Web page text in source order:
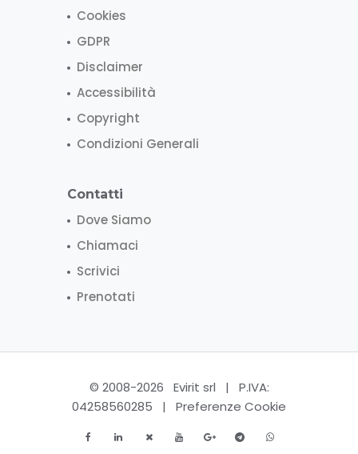
Cookies
GDPR
Disclaimer
Accessibilità
Copyright
Condizioni Generali
Contatti
Dove Siamo
Chiamaci
Scrivici
Prenotati
© 2008-2026 Evirit srl | P.IVA:
04258560285 | Preferenze Cookie